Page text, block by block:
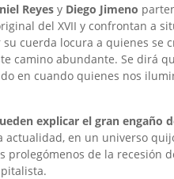
Reyes y Diego Jimeno
del XVII y confrontan a
cuerda locura a quienes se
camino abundante. Se dirá
en cuando quienes nos
explicar el gran engaño
actualidad, en un universo
de la recesión